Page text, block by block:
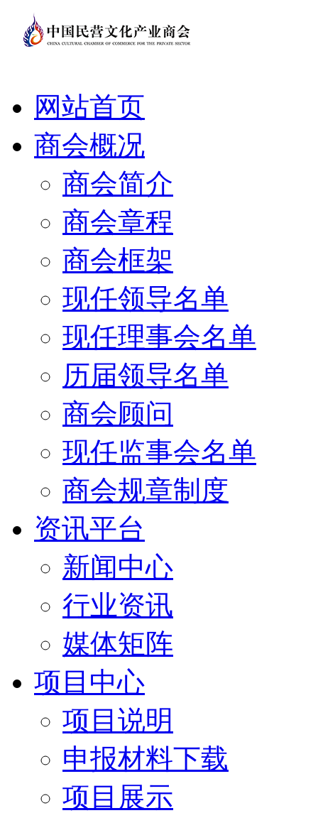
网站首页
商会概况
商会简介
商会章程
商会框架
现任领导名单
现任理事会名单
历届领导名单
商会顾问
现任监事会名单
商会规章制度
资讯平台
新闻中心
行业资讯
媒体矩阵
项目中心
项目说明
申报材料下载
项目展示